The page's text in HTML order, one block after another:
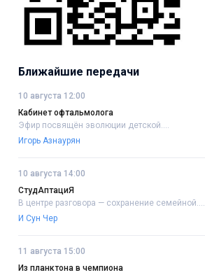
Ближайшие передачи
10 августа 12:00
Кабинет офтальмолога
Эфир посвящён эволюции детской....
Игорь Азнаурян
10 августа 14:00
СтудАптациЯ
В центре разговора — сохранение семейной....
И Сун Чер
11 августа 15:00
Из планктона в чемпиона